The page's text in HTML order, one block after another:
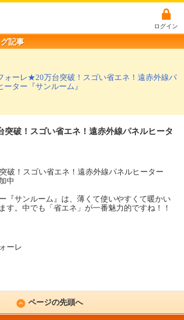
ログイン
記事
ォーレ★20万台突破！スゴい省エネ！遠赤外線パ
ーター『サンルーム』
破！スゴい省エネ！遠赤外線パネルヒータ
破！スゴい省エネ！遠赤外線パネルヒーター
中
『サンルーム』は、薄くて使いやすくて暖かい
す。中でも「省エネ」が一番魅力的ですね！！
ーレ
ページの先頭へ